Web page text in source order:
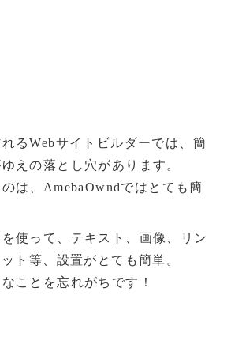
るWebサイトビルダーでは、簡
えの落とし穴があります。
は、AmebaOwndではとても簡
使って、テキスト、画像、リン
ト等、設置がとても簡単。
ことを忘れがちです！